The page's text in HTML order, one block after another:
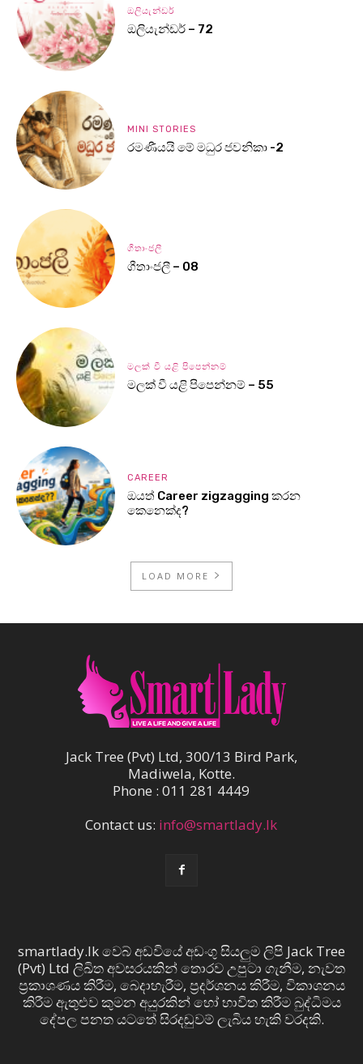
ඔලියැන්ඩර්
ඔලියැන්ඩර් – 72
MINI STORIES
රමණීයයි මේ මධුර ජවනිකා -2
ගීතාංජලී
ගීතාංජලී – 08
මලක් වී යළි පිපෙන්නම්
මලක් වී යළි පිපෙන්නම් – 55
CAREER
ඔයත් Career zigzagging කරන
කෙනෙක්ද?
LOAD MORE
Jack Tree (Pvt) Ltd, 300/13 Bird Park,
Madiwela, Kotte.
Phone : 011 281 4449
Contact us: info@smartlady.lk
smartlady.lk වෙබ් අඩවියේ අඩංගු සියලුම ලිපි Jack Tree
(Pvt) Ltd ලිඛිත අවසරයකින් තොරව උපුටා ගැනීම, නැවත
ප්‍රකාශණය කිරීම, බෙදාහැරීම, ප්‍රදර්ශනය කිරීම, විකාශනය
කිරීම ඇතුළුව කුමන අයුරකින් හෝ භාවිත කිරීම බුද්ධිමය
දේපල පනත යටතේ සිරදඬුවම් ලැබිය හැකි වරදකි.